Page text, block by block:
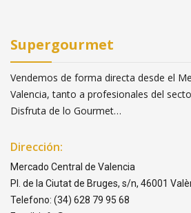
Supergourmet
Vendemos de forma directa desde el
Valencia, tanto a profesionales del
Disfruta de lo Gourmet…
Dirección:
Mercado Central de Valencia
Pl. de la Ciutat de Bruges, s/n, 46001
Telefono: (34) 628 79 95 68